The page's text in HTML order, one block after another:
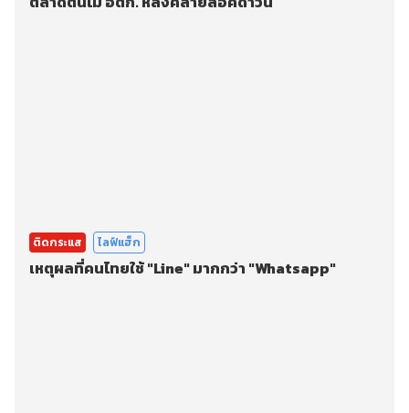
ติดกระแส ไลฟ์แฮ็ก
เหตุผลที่คนไทยใช้ "Line" มากกว่า "Whatsapp"